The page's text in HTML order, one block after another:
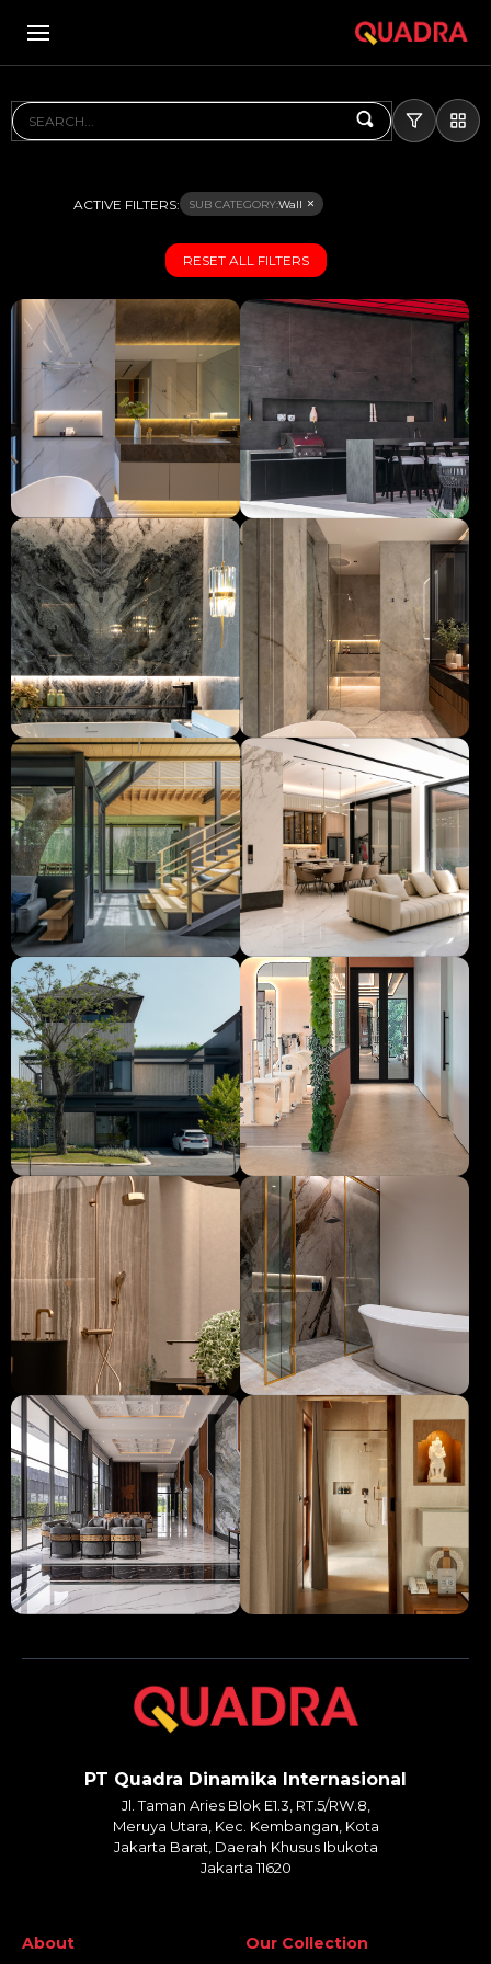
SEARCH...
ACTIVE FILTERS: SUB CATEGORY:Wall ×
RESET ALL FILTERS
PT Quadra Dinamika Internasional
Jl. Taman Aries Blok E1.3, RT.5/RW.8,
Meruya Utara, Kec. Kembangan, Kota
Jakarta Barat, Daerah Khusus Ibukota
Jakarta 11620
About Our Collection